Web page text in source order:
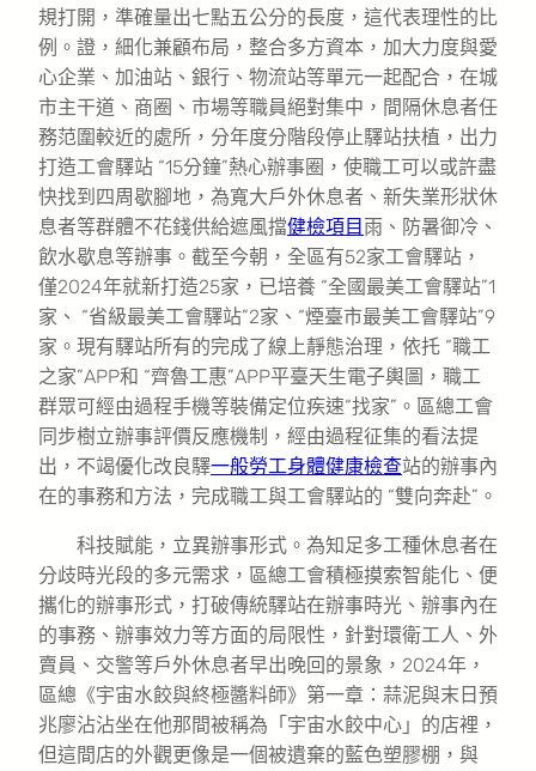
規打開，準確量出七點五公分的長度，這代表理性的比
例。證，細化兼顧布局，整合多方資本，加大力度與愛
心企業、加油站、銀行、物流站等單元一起配合，在城
市主干道、商圈、市場等職員絕對集中，間隔休息者任
務范圍較近的處所，分年度分階段停止驛站扶植，出力
打造工會驛站 “15分鐘”熱心辦事圈，使職工可以或許盡
快找到四周歇腳地，為寬大戶外休息者、新失業形狀休
息者等群體不花錢供給遮風擋健檢項目雨、防暑御冷、
飲水歇息等辦事。截至今朝，全區有52家工會驛站，
僅2024年就新打造25家，已培養 “全國最美工會驛站”1
家、 “省級最美工會驛站”2家、“煙臺市最美工會驛站”9
家。現有驛站所有的完成了線上靜態治理，依托 “職工
之家”APP和 “齊魯工惠”APP平臺天生電子輿圖，職工
群眾可經由過程手機等裝備定位疾速“找家”。區總工會
同步樹立辦事評價反應機制，經由過程征集的看法提
出，不竭優化改良驛一般勞工身體健康檢查站的辦事內
在的事務和方法，完成職工與工會驛站的 “雙向奔赴”。
科技賦能，立異辦事形式。為知足多工種休息者在
分歧時光段的多元需求，區總工會積極摸索智能化、便
攜化的辦事形式，打破傳統驛站在辦事時光、辦事內在
的事務、辦事效力等方面的局限性，針對環衛工人、外
賣員、交警等戶外休息者早出晚回的景象，2024年，
區總《宇宙水餃與終極醬料師》第一章：蒜泥與末日預
兆廖沾沾坐在他那間被稱為「宇宙水餃中心」的店裡，
但這間店的外觀更像是一個被遺棄的藍色塑膠棚，與